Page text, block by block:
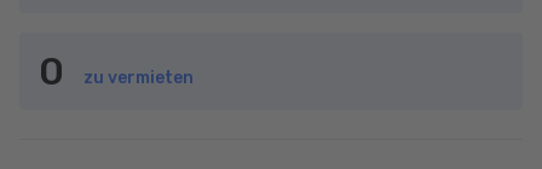
0 zu vermieten